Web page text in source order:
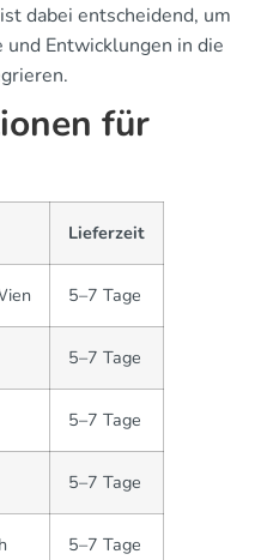
dabei entscheidend, um
und Entwicklungen in die
für
Lieferzeit
5–7 Tage
5–7 Tage
5–7 Tage
5–7 Tage
5–7 Tage